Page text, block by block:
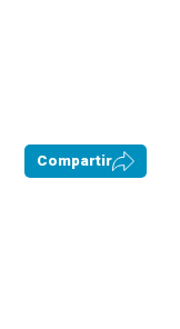
Compartir